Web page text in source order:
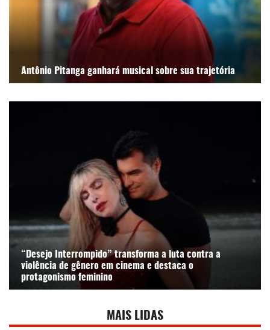
Antônio Pitanga ganhará musical sobre sua trajetória
“Desejo Interrompido” transforma a luta contra a
violência de gênero em cinema e destaca o
protagonismo feminino
MAIS LIDAS